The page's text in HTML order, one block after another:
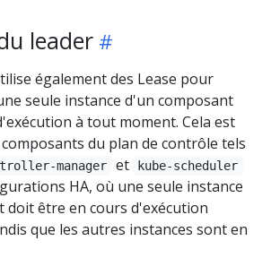
leader
également des Lease pour
seule instance d'un composant
à tout moment. Cela est
du plan de contrôle tels
manager et kube-scheduler
HA, où une seule instance
doit être en cours d'exécution
que les autres instances sont en